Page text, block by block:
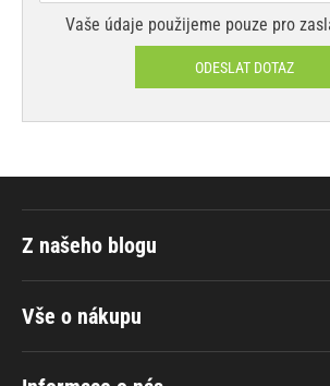
Vaše údaje použijeme pouze pro
ODESLAT DOTAZ
Vše o nákupu
Z našeho blogu